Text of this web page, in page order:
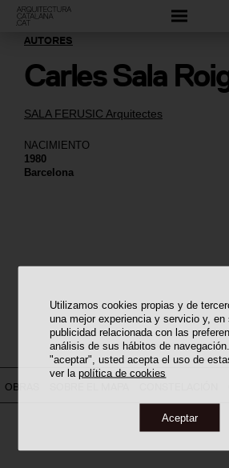
Utilizamos cookies propias y de
una mejor experiencia y servicio y,
publicidad relacionada con las
análisis de sus hábitos de
"aceptar", usted acepta el uso de
ver lapolítica de cookies
Aceptar
SALA FERUSIC Arquitectes
NACIMIENTO
1980
Barcelona
AUTORES
Carles Sala
OBRAS